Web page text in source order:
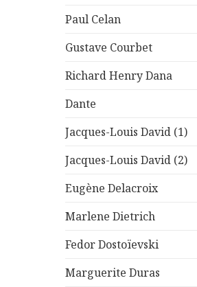
Paul Celan
Gustave Courbet
Richard Henry Dana
Dante
Jacques-Louis David (1)
Jacques-Louis David (2)
Eugène Delacroix
Marlene Dietrich
Fedor Dostoïevski
Marguerite Duras